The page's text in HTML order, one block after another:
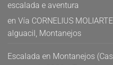
escalada e aventura
en Vía CORNELIUS
alguacil, Montanejos
Escalada en Montanejos